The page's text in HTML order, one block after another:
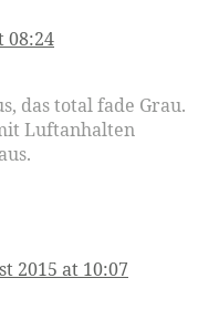
08:24
das total fade Grau.
Luftanhalten
2015 at 10:07